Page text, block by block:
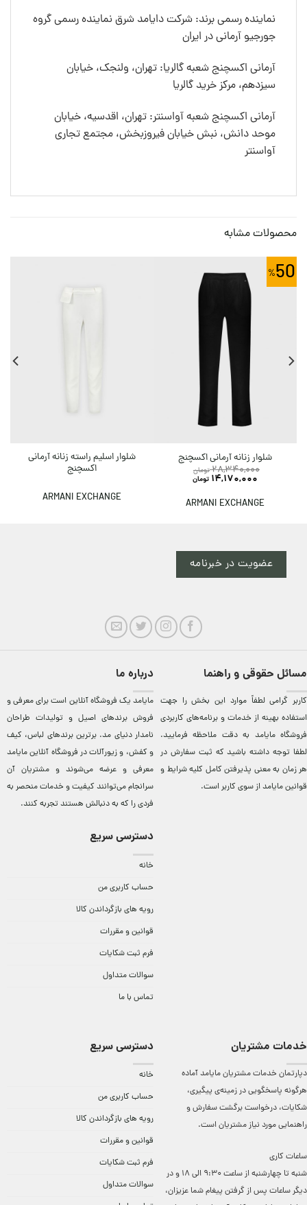
نماینده رسمی برند: شرکت دایامد شرق نماینده رسمی گروه
جورجیو آرمانی در ایران
آرمانی اکسچنج شعبه گالریا: تهران، ولنجک، خیابان
سیزدهم، مرکز خرید گالریا
آرمانی اکسچنج شعبه آواسنتر: تهران، اقدسیه، خیابان
موحد دانش، نبش خیابان فیروزبخش، مجتمع تجاری
آواسنتر
محصولات مشابه
50
شلوار زنانه آرمانی اکسچنج
28,340,000 تومان
14,170,000 تومان
ARMANI EXCHANGE
شلوار اسلیم راسته زنانه آرمانی
اکسچنج
ARMANI EXCHANGE
عضویت در خبرنامه
مسائل حقوقی و راهنما
کاربر گرامی لطفاً موارد این بخش را جهت
استفاده بهینه از خدمات و برنامه‌‏های کاربردی
فروشگاه مایامد به دقت ملاحظه فرمایید.
لطفا توجه داشته باشید که ثبت سفارش در
هر زمان به معنی پذیرفتن کامل کلیهشرایط و
قوانین مایامداز سوی کاربر است.
درباره ما
مایامد يک فروشگاه آنلاين است برای معرفی و
فروش برندهای اصيل و توليدات طراحان
نامدار دنيای مد. برترين‌ برندهای لباس، کيف
و کفش، و زيورآلات در فروشگاه آنلاين مایامد
معرفی و عرضه می‌شوند و مشتريان آن
سرانجام می‌توانند کيفيت و خدمات منحصر به
فردی را که به دنبالش هستند تجربه کنند.
دسترسی سریع
خانه
حساب کاربری من
رویه های بازگرداندن کالا
قوانین و مقررات
فرم ثبت شکایات
سوالات متداول
تماس با ما
خدمات مشتریان
دپارتمان خدمات مشتریان مایامد آماده
هرگونه پاسخگویی در زمینه‌ی پیگیری،
شکایات، درخواست برگشت سفارش و
راهنمایی مورد نیاز مشتریان است.
ساعات کاری
شنبه تا چهارشنبه از ساعت 9:30 الی 18 و در
دیگر ساعات ‌پس از گرفتن پیغام شما عزیزان،
دسترسی سریع
خانه
حساب کاربری من
رویه های بازگرداندن کالا
قوانین و مقررات
فرم ثبت شکایات
سوالات متداول